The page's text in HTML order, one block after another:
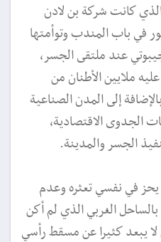
كانت شركة بن لادن
في باب المندب وتوأمتها
عند ملتقى الجسر،
ملايين الأطنان من
إلى المدن الصناعية
الجدوى الاقتصادية،
الجسر والمدينة.
في نفسي تعثره وعدم
الغربي الذي لم أكن
يبعد كثيرا عن مسقط رأسي